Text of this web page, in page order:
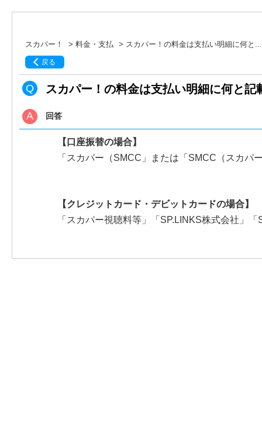
スカパー！ > 料金・支払 > スカパー！の料金は支払い明細に何と...
戻る
スカパー！の料金は支払い明細に何と記
回答
【口座振替の場合】
「スカパー（SMCC」または「SMCC（スカパ
【クレジットカード・デビットカードの場合】
「スカパー視聴料等」「SP.LINKS株式会社」